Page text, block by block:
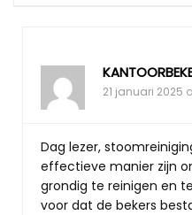
21 januari 2025
Dag lezer,
effectieve manier zijn
grondig te reinigen en
voor dat de bekers